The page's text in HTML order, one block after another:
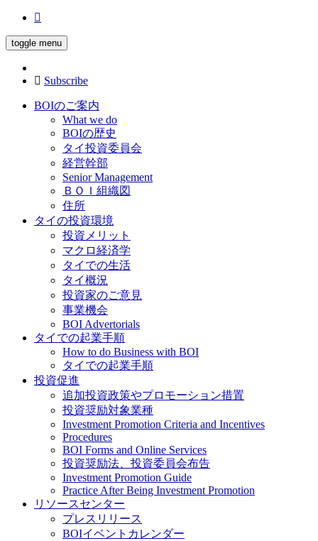
toggle menu
Subscribe
BOIのご案内
What we do
BOIの歴史
タイ投資委員会
経営幹部
Senior Management
ＢＯＩ組織図
住所
タイの投資環境
投資メリット
マクロ経済学
タイでの生活
タイ概況
投資家のご意見
事業機会
BOI Advertorials
タイでの起業手順
How to do Business with BOI
タイでの起業手順
投資促進
追加投資政策やプロモーション措置
投資奨励対象業種
Investment Promotion Criteria and Incentives
Procedures
BOI Forms and Online Services
投資奨励法、投資委員会布告
Investment Promotion Guide
Practice After Being Investment Promotion
リソースセンター
プレスリリース
BOIイベントカレンダー